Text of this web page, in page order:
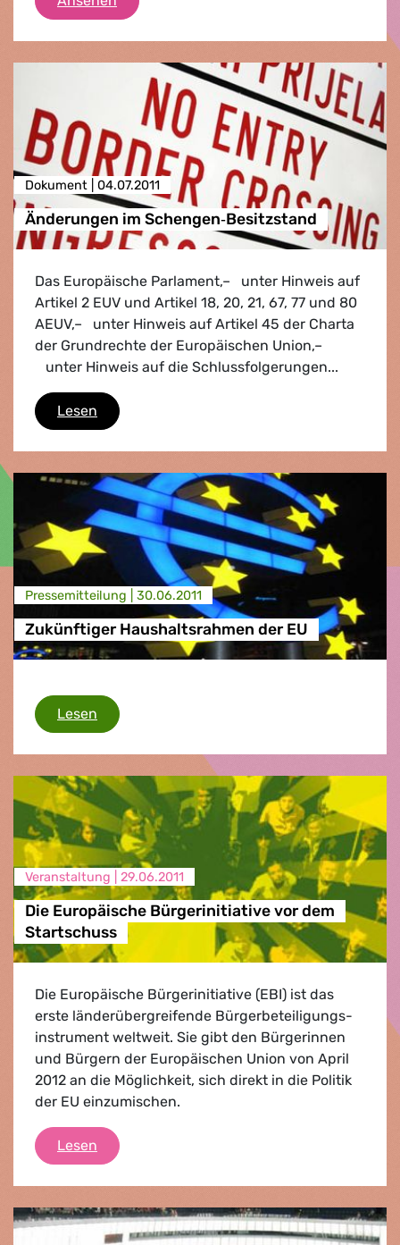
Dokument | 04.07.2011
Änderungen im Schengen‑Besitzstand
Das Europäische Parlament,– unter Hinweis auf
Artikel 2 EUV und Artikel 18, 20, 21, 67, 77 und 80
AEUV,– unter Hinweis auf Artikel 45 der Charta
der Grundrechte der Europäischen Union,–
unter Hinweis auf die Schlussfolgerungen...
Lesen Änderungen im Schengen‑Besitzstand
Presse­mitteilung | 30.06.2011
Zukünftiger Haushaltsrahmen der EU
Lesen Zukünftiger Haushaltsrahmen der EU
Veranstaltung | 29.06.2011
Die Europäische Bürgerinitiative vor dem
Startschuss
Die Europäische Bürgerinitiative (EBI) ist das
erste länderübergreifende Bürgerbeteiligungs-
instrument weltweit. Sie gibt den Bürgerinnen
und Bürgern der Europäischen Union von April
2012 an die Möglichkeit, sich direkt in die Politik
der EU einzumischen.
Lesen Die Europäische Bürgerinitiative vor dem